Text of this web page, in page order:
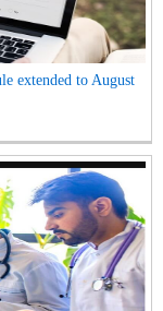
extended to August